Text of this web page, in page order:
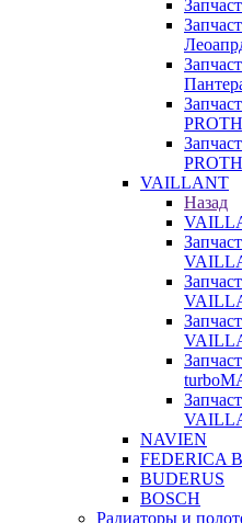
VAILLANT
Назад
NAVIEN
FEDERICA
BUDERUS
BOSCH
Радиаторы и